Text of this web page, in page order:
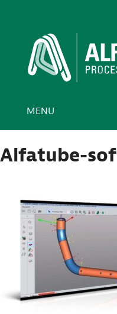
MENU
Alfatube-